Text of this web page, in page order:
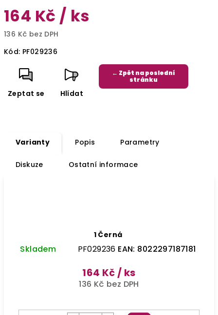
164 Kč / ks
136 Kč bez DPH
cena:
Kód: PF029236
Zeptat se Hlídat
← Zpět na poslední
stránku
Varianty Popis Parametry
Diskuze Ostatní informace
1 Černá
Skladem PF029236 EAN: 8022297187181
164 Kč / ks
136 Kč bez DPH